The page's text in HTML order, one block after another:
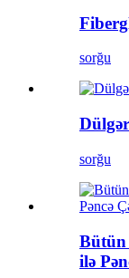
sorğu
sorğu
Bütün
ilə